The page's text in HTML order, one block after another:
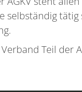
selbständig
Teil der